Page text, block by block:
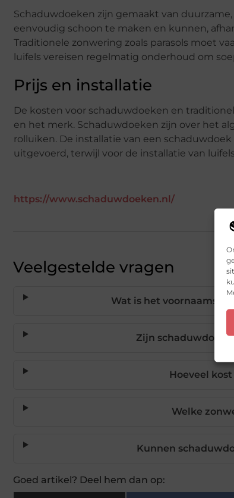
Schaduwdoeken zijn gemaakt van
eenvoudig schoon te maken en kunnen,
Traditionele zonwering zoals parasols moet
luifels vereisen regelmatig onderhoud om
Prijs en installatie
De kosten voor schaduwdoeken en
en het merk. Schaduwdoeken zijn over het
rolluiken. De installatie van een
uitgevoerd, terwijl voor de installatie van
https://www.schaduwdoeken.nl/
Veelgestelde vragen
Wat is het voornaamste
Zijn
Hoeveel
Welke
Kunnen
Goed artikel? Deel hem dan op: